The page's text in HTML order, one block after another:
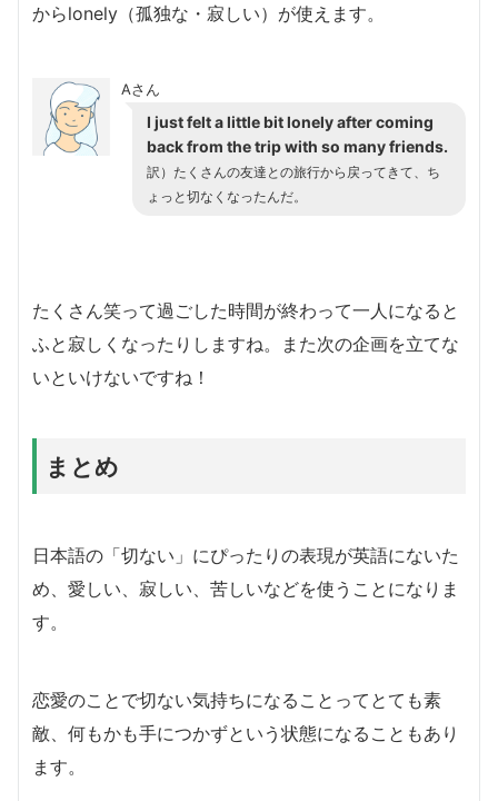
からlonely（孤独な・寂しい）が使えます。
Aさん
I just felt a little bit lonely after coming
back from the trip with so many friends.
訳）たくさんの友達との旅行から戻ってきて、ち
ょっと切なくなったんだ。
たくさん笑って過ごした時間が終わって一人になると
ふと寂しくなったりしますね。また次の企画を立てな
いといけないですね！
まとめ
日本語の「切ない」にぴったりの表現が英語にないた
め、愛しい、寂しい、苦しいなどを使うことになりま
す。
恋愛のことで切ない気持ちになることってとても素
敵、何もかも手につかずという状態になることもあり
ます。